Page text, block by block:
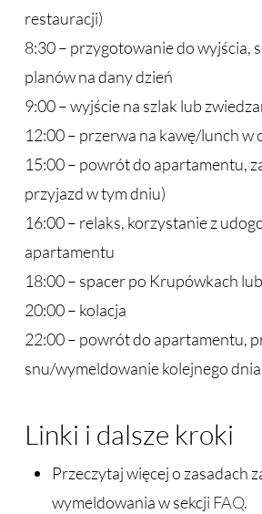
restauracji)
8:30 – przygotowanie do wyjścia,
planów na dany dzień
9:00 – wyjście na szlak lub
12:00 – przerwa na kawę/lunch w
15:00 – powrót do apartamentu,
przyjazd w tym dniu)
16:00 – relaks, korzystanie z
apartamentu
18:00 – spacer po Krupówkach
20:00 – kolacja
22:00 – powrót do apartamentu,
snu/wymeldowanie kolejnego
Linki i dalsze kroki
Przeczytaj więcej o zasadach
wymeldowania w sekcji FAQ.